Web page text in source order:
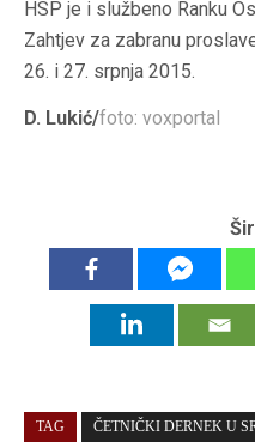
HSP je i službeno Ranku
Zahtjev za zabranu
26. i 27. srpnja 2015.
D. Lukić/foto: voxportal
TAG ČETNIČKI DERNEK U